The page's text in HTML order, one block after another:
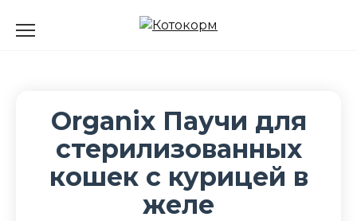
Organix Паучи для
стерилизованных
кошек с курицей в
желе